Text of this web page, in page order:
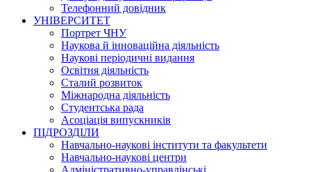
Телефонний довідник
УНІВЕРСИТЕТ
Портрет ЧНУ
Наукова й інноваційна діяльність
Наукові періодичні видання
Освітня діяльність
Сталий розвиток
Міжнародна діяльність
Студентська рада
Асоціація випускників
ПІДРОЗДІЛИ
Навчально-наукові інститути та факультети
Навчально-наукові центри
Адміністративно-управлінські